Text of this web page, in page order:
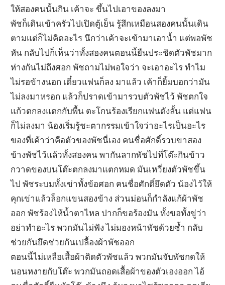
ให้สองคนนั้นกิน เค้าจะ ขึ้นไปเอาของลงมา
พัชก็เดินเข้าครัวไปเปิดตู้เย็น รู้สึกเหมือนสองคนนั้นเดิน
ตามแต่ก็ไม่คิดอะไร นึกว่าเค้าจะเข้ามาเอาน้ำ แต่พอพัช
หัน กลับไปก็เห็นว่าทั้งสองคนตอนนี้ยืนประชิดตัวพัชมาก
ห่างกันไม่ถึงศอก พัชถามไม่พอใจว่า จะเอาอะไร ทำไม
ไม่รอข้างนอก เดี๋ยวแฟนก็ลง มาแล้ว เค้าก็ยิ้มบอกว่ามัน
ไม่ลงมาหรอก แล้วก็ปราดเข้ามารวบตัวพัชไว้ พัชตกใจ
แก้วตกลงแตกกับพื้น ตะโกนร้องเรียกแฟนดังลั้น แต่แฟน
ก็ไม่ลงมา น้องเริ่มรู้ชะตากรรมเข้าใจว่าอะไรเป็นอะไร
ของที่เค้าว่าคือตัวของพัชนี่เอง คนชื่อศักดิ์รวบขาสอง
ข้างพัชไว้แล้วทั้งสองคน พากันลากพัชไปที่โต๊ะกินข้าว
กวาดของบนโต๊ะตกลงมาแตกหมด มันเหวี่ยงตัวพัชขึ้น
ไป พัชระบมทั้งเข่าทั้งข้อศอก คนชื่อศักดิ์ยึดตัว น้องไว้ให้
คุกเข่าแล้วล็อกแขนสองข้าง ส่วนม่อนก็กำลังแก้ผ้าพัช
ออก พัชร้องไห้น้ำตาไหล ปากก็ขอร้องมัน ทั้งขอทั้งขู่ว่า
อย่าทำอะไร พวกมันไม่ฟัง ไม่มองหน้าพัชด้วยซ้ำ กลับ
ช่วยกันยึดช่วยกันเปลื้องผ้าพัชออก
ตอนนี้ไม่เหลือเสื้อผ้าติดตัวพัชแล้ว พวกมันจับพัชกดให้
นอนหงายกับโต๊ะ พวกมันถอดเสื้อผ้าของตัวเองออก ไอ้